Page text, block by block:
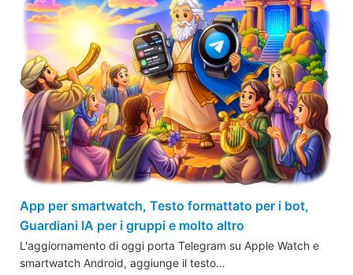
App per smartwatch, Testo formattato per i bot,
Guardiani IA per i gruppi e molto altro
L'aggiornamento di oggi porta Telegram su Apple Watch e
smartwatch Android, aggiunge il testo…